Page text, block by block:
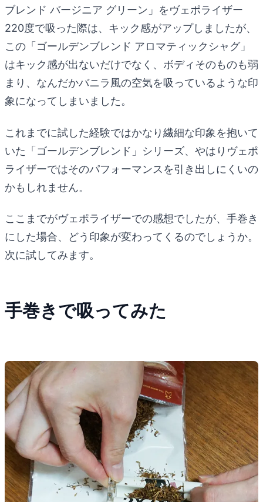
ブレンド バージニア グリーン」をヴェポライザー
220度で吸った際は、キック感がアップしましたが、
この「ゴールデンブレンド アロマティックシャグ」
はキック感が出ないだけでなく、ボディそのものも弱
まり、なんだかバニラ風の空気を吸っているような印
象になってしまいました。
これまでに試した経験ではかなり繊細な印象を抱いて
いた「ゴールデンブレンド」シリーズ、やはりヴェポ
ライザーではそのパフォーマンスを引き出しにくいの
かもしれません。
ここまでがヴェポライザーでの感想でしたが、手巻き
にした場合、どう印象が変わってくるのでしょうか。
次に試してみます。
手巻きで吸ってみた